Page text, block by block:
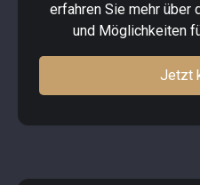
erfahren Sie mehr über
und Möglichkeiten
Jetzt